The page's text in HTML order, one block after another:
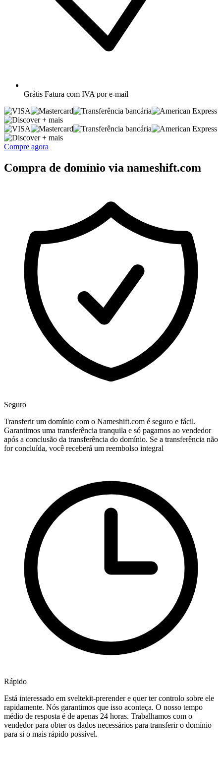
Grátis Fatura com IVA por e-mail
+ mais
+ mais
Compre agora
Compra de domínio via nameshift.com
Seguro
Transferir um domínio com o Nameshift.com é seguro e fácil.
Garantimos uma transferência tranquila e só pagamos ao vendedor
após a conclusão da transferência do domínio. Se a transferência não
for concluída, você receberá um reembolso integral
Rápido
Está interessado em sveltekit-prerender e quer ter controlo sobre ele
rapidamente. Nós garantimos que isso aconteça. O nosso tempo
médio de resposta é de apenas 24 horas. Trabalhamos com o
vendedor para obter os dados necessários para transferir o domínio
para si o mais rápido possível.